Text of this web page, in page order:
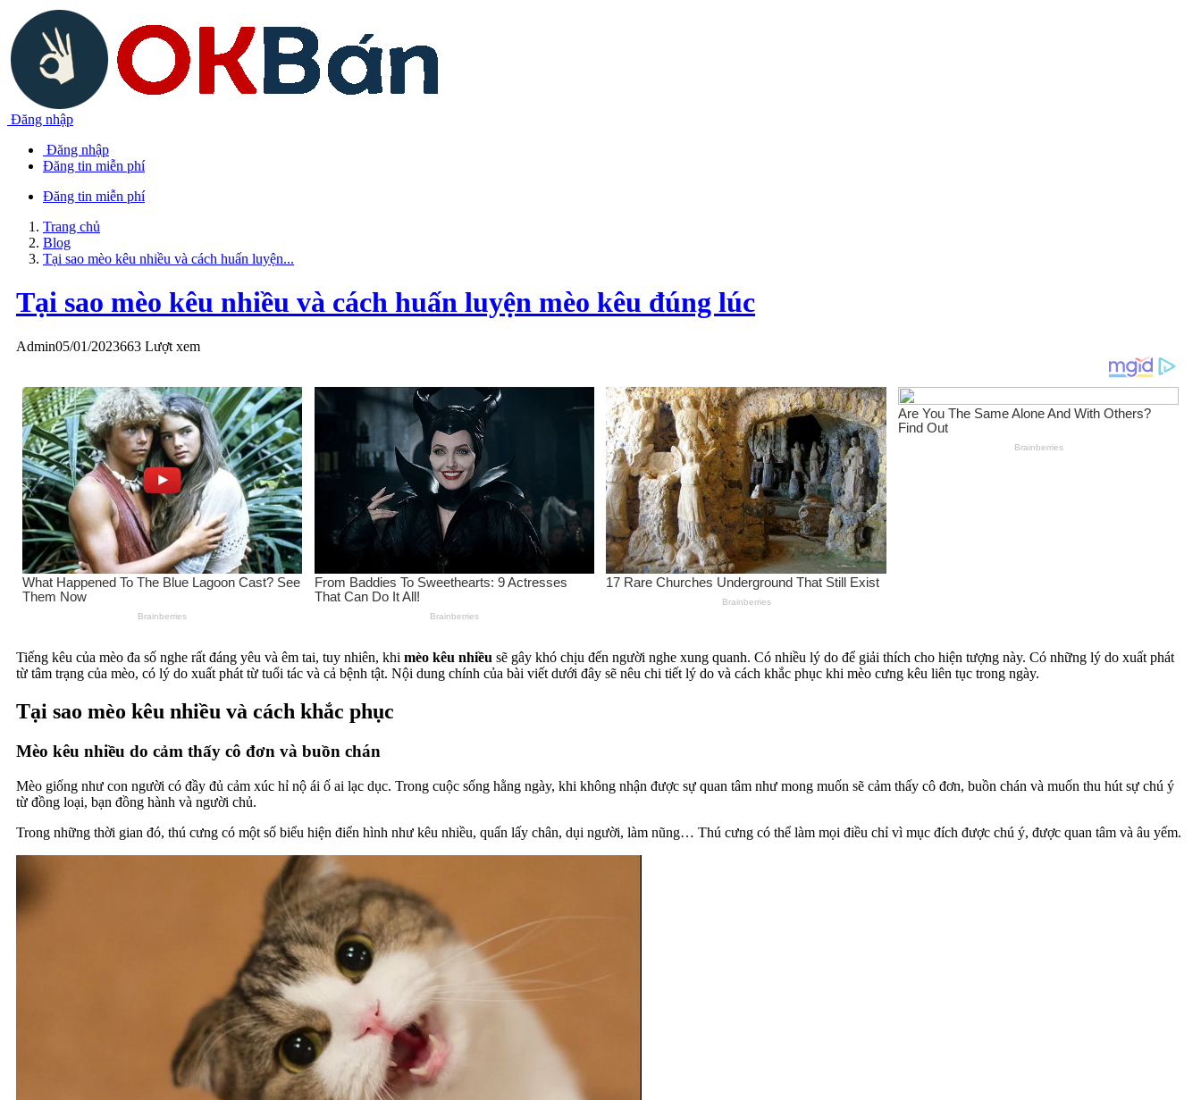
Đăng nhập
Đăng nhập
Đăng tin miễn phí
Đăng tin miễn phí
Trang chủ
Blog
Tại sao mèo kêu nhiều và cách huấn luyện...
Tại sao mèo kêu nhiều và cách huấn luyện mèo kêu đúng lúc
Admin05/01/2023663 Lượt xem
Tiếng kêu của mèo đa số nghe rất đáng yêu và êm tai, tuy nhiên, khi mèo kêu nhiều sẽ gây khó chịu đến người nghe xung quanh. Có nhiều lý do để giải thích cho hiện tượng này. Có những lý do xuất phát
từ tâm trạng của mèo, có lý do xuất phát từ tuổi tác và cả bệnh tật. Nội dung chính của bài viết dưới đây sẽ nêu chi tiết lý do và cách khắc phục khi mèo cưng kêu liên tục trong ngày.
Tại sao mèo kêu nhiều và cách khắc phục
Mèo kêu nhiều do cảm thấy cô đơn và buồn chán
Mèo giống như con người có đầy đủ cảm xúc hỉ nộ ái ố ai lạc dục. Trong cuộc sống hằng ngày, khi không nhận được sự quan tâm như mong muốn sẽ cảm thấy cô đơn, buồn chán và muốn thu hút sự chú ý
từ đồng loại, bạn đồng hành và người chủ.
Trong những thời gian đó, thú cưng có một số biểu hiện điển hình như kêu nhiều, quấn lấy chân, dụi người, làm nũng… Thú cưng có thể làm mọi điều chỉ vì mục đích được chú ý, được quan tâm và âu yếm.